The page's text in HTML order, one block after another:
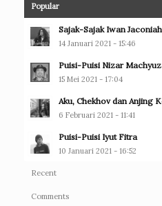
Popular
Sajak-Sajak Iwan Jaconiah
14 Januari 2021 - 15:46
Puisi-Puisi Nizar
15 Mei 2021 - 17:04
Aku, Chekhov dan Anjing
6 Februari 2021 - 11:41
Puisi-Puisi Iyut Fitra
10 Januari 2021 - 16:52
Recent
Comments